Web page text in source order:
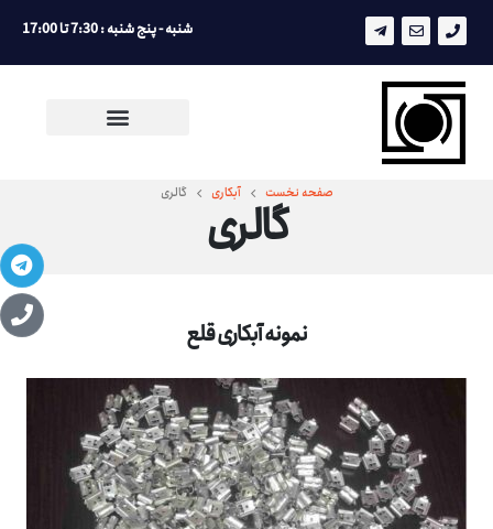
شنبه - پنج شنبه : 7:30 تا 17:00
صفحه نخست آبکاری گالری
گالری
نمونه آبکاری قلع